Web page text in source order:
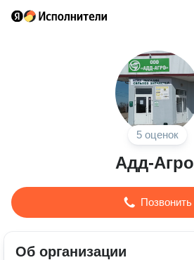
5 оценок
Адд-Агро
Позвонить
Об организации